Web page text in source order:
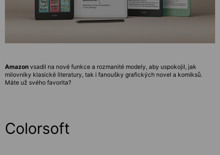
Amazon vsadil na nové funkce a rozmanité modely, aby uspokojil, jak
milovníky klasické literatury, tak i fanoušky grafických novel a komiksů.
Máte už svého favorita?
Colorsoft